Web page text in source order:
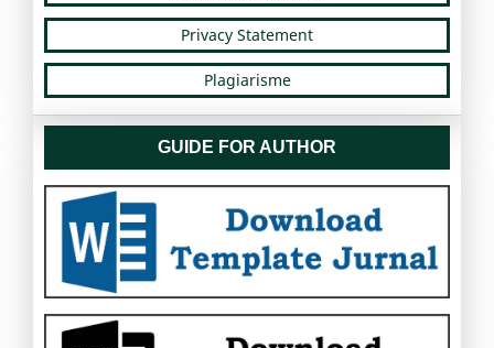
Privacy Statement
Plagiarisme
GUIDE FOR AUTHOR